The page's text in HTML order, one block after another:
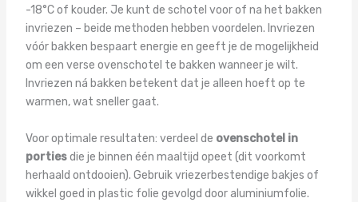
-18°C of kouder. Je kunt de schotel voor of na het bakken
invriezen – beide methoden hebben voordelen. Invriezen
vóór bakken bespaart energie en geeft je de mogelijkheid
om een verse ovenschotel te bakken wanneer je wilt.
Invriezen ná bakken betekent dat je alleen hoeft op te
warmen, wat sneller gaat.
Voor optimale resultaten: verdeel de ovenschotel in
portiesdie je binnen één maaltijd opeet (dit voorkomt
herhaald ontdooien). Gebruik vriezerbestendige bakjes of
wikkel goed in plastic folie gevolgd door aluminiumfolie.